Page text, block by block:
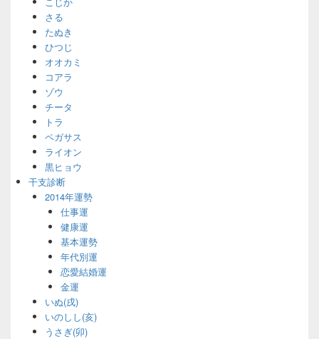
さる
たぬき
ひつじ
オオカミ
コアラ
ゾウ
チータ
トラ
ペガサス
ライオン
黒ヒョウ
干支診断
2014年運勢
仕事運
健康運
基本運勢
年代別運
恋愛結婚運
金運
いぬ(戌)
いのしし(亥)
うさぎ(卯)